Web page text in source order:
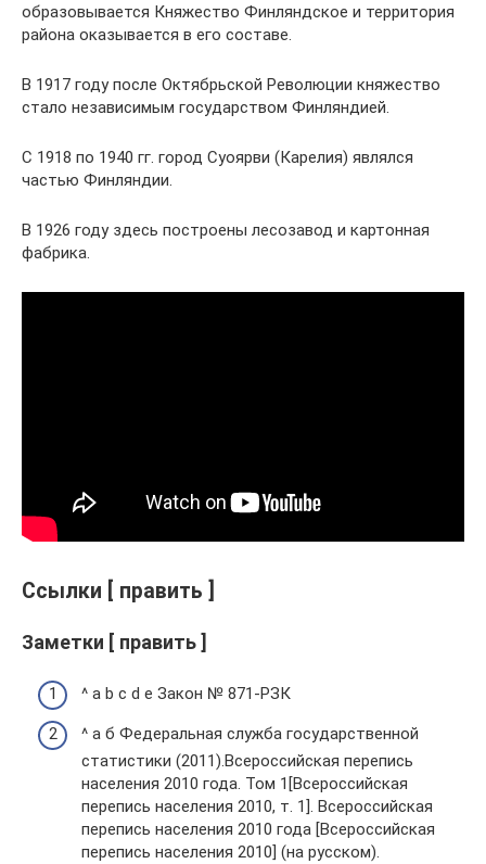
образовывается Княжество Финляндское и территория
района оказывается в его составе.
В 1917 году после Октябрьской Революции княжество
стало независимым государством Финляндией.
С 1918 по 1940 гг. город Суоярви (Карелия) являлся
частью Финляндии.
В 1926 году здесь построены лесозавод и картонная
фабрика.
Ссылки [ править ]
Заметки [ править ]
^ a b c d e Закон № 871-РЗК
^ а б Федеральная служба государственной
статистики (2011).Всероссийская перепись
населения 2010 года. Том 1[Всероссийская
перепись населения 2010, т. 1]. Всероссийская
перепись населения 2010 года [Всероссийская
перепись населения 2010] (на русском).